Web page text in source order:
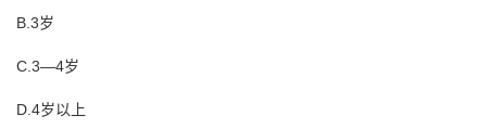
B.3岁
C.3—4岁
D.4岁以上